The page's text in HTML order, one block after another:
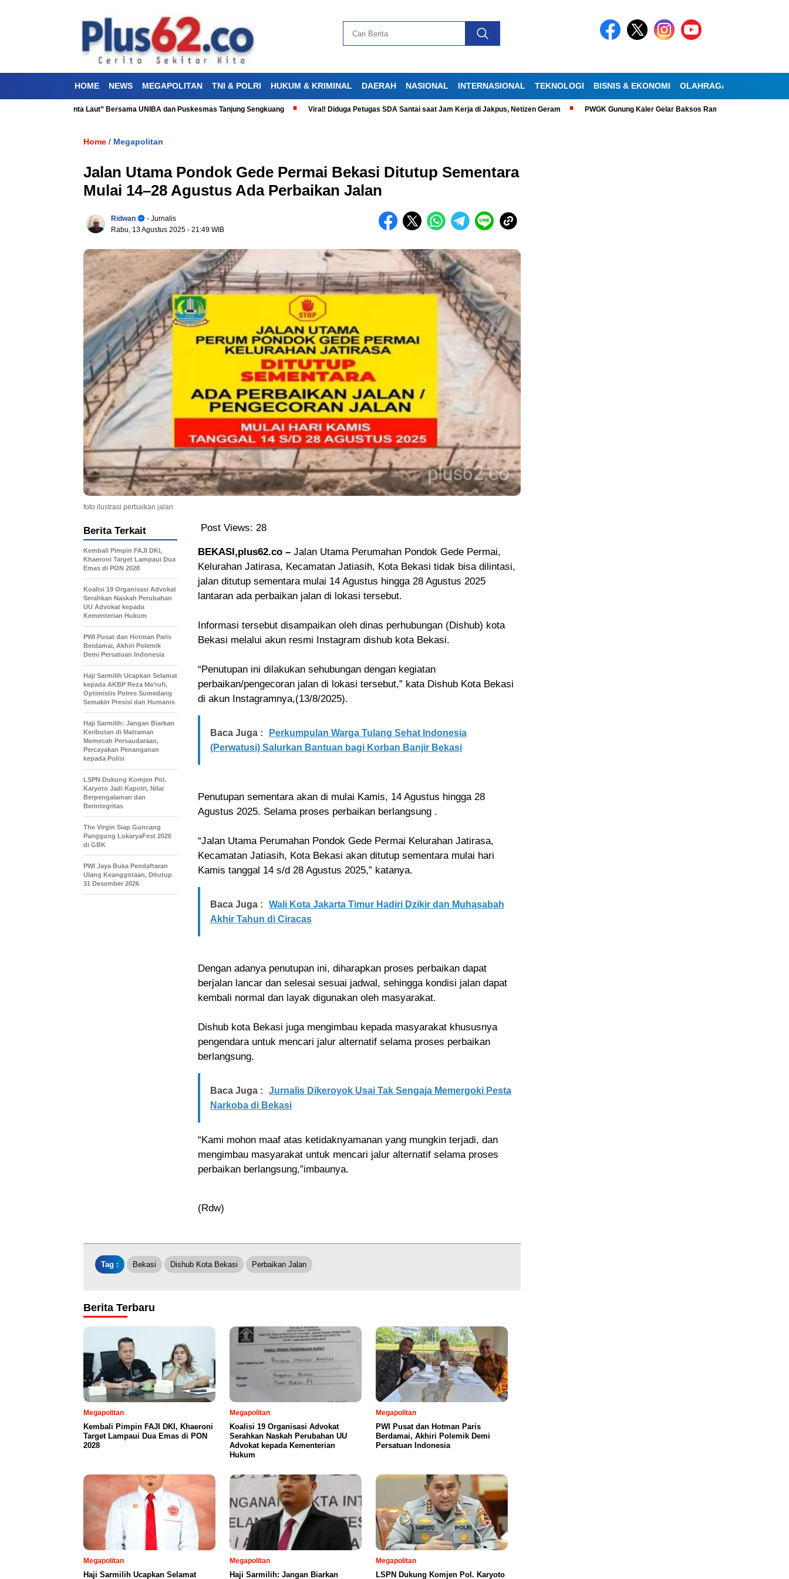
HOME NEWS MEGAPOLITAN TNI & POLRI HUKUM & KRIMINAL DAERAH NASIONAL INTERNASIONAL TEKNOLOGI BISNIS & EKONOMI OLAHRAGA
“Aku Cinta Laut” Bersama UNIBA dan Puskesmas Tanjung Sengkuang Viral! Diduga Petugas SDA Santai saat Jam Kerja di Jakpus, Netizen Geram PWGK Gunung Kaler Gelar Baksos Ramadan, Bantu Lansia
Home / Megapolitan
Jalan Utama Pondok Gede Permai Bekasi Ditutup Sementara
Mulai 14–28 Agustus Ada Perbaikan Jalan
Ridwan
- Jurnalis
Rabu, 13 Agustus 2025 - 21:49 WIB
foto ilustrasi perbaikan jalan
Post Views: 28
BEKASI,plus62.co – Jalan Utama Perumahan Pondok Gede Permai,
Kelurahan Jatirasa, Kecamatan Jatiasih, Kota Bekasi tidak bisa dilintasi,
jalan ditutup sementara mulai 14 Agustus hingga 28 Agustus 2025
lantaran ada perbaikan jalan di lokasi tersebut.
Informasi tersebut disampaikan oleh dinas perhubungan (Dishub) kota
Bekasi melalui akun resmi Instagram dishub kota Bekasi.
“Penutupan ini dilakukan sehubungan dengan kegiatan
perbaikan/pengecoran jalan di lokasi tersebut,” kata Dishub Kota Bekasi
di akun Instagramnya,(13/8/2025).
Baca Juga :
Perkumpulan Warga Tulang Sehat Indonesia
(Perwatusi) Salurkan Bantuan bagi Korban Banjir Bekasi
Penutupan sementara akan di mulai Kamis, 14 Agustus hingga 28
Agustus 2025. Selama proses perbaikan berlangsung .
“Jalan Utama Perumahan Pondok Gede Permai Kelurahan Jatirasa,
Kecamatan Jatiasih, Kota Bekasi akan ditutup sementara mulai hari
Kamis tanggal 14 s/d 28 Agustus 2025,” katanya.
Baca Juga :
Wali Kota Jakarta Timur Hadiri Dzikir dan Muhasabah
Akhir Tahun di Ciracas
Dengan adanya penutupan ini, diharapkan proses perbaikan dapat
berjalan lancar dan selesai sesuai jadwal, sehingga kondisi jalan dapat
kembali normal dan layak digunakan oleh masyarakat.
Dishub kota Bekasi juga mengimbau kepada masyarakat khususnya
pengendara untuk mencari jalur alternatif selama proses perbaikan
berlangsung.
Baca Juga :
Jurnalis Dikeroyok Usai Tak Sengaja Memergoki Pesta
Narkoba di Bekasi
“Kami mohon maaf atas ketidaknyamanan yang mungkin terjadi, dan
mengimbau masyarakat untuk mencari jalur alternatif selama proses
perbaikan berlangsung,”imbaunya.
(Rdw)
Berita Terkait
Kembali Pimpin FAJI DKI,
Khaeroni Target Lampaui Dua
Emas di PON 2028
Koalisi 19 Organisasi Advokat
Serahkan Naskah Perubahan
UU Advokat kepada
Kementerian Hukum
PWI Pusat dan Hotman Paris
Berdamai, Akhiri Polemik
Demi Persatuan Indonesia
Haji Sarmilih Ucapkan Selamat
kepada AKBP Reza Ma’rufi,
Optimistis Polres Sumedang
Semakin Presisi dan Humanis
Haji Sarmilih: Jangan Biarkan
Keributan di Matraman
Memecah Persaudaraan,
Percayakan Penanganan
kepada Polisi
LSPN Dukung Komjen Pol.
Karyoto Jadi Kapolri, Nilai
Berpengalaman dan
Berintegritas
The Virgin Siap Guncang
Panggung LokaryaFest 2026
di GBK
PWI Jaya Buka Pendaftaran
Ulang Keanggotaan, Ditutup
31 Desember 2026
Tag : Bekasi Dishub Kota Bekasi Perbaikan Jalan
Berita Terbaru
Megapolitan
Kembali Pimpin FAJI DKI, Khaeroni
Target Lampaui Dua Emas di PON
2028
Megapolitan
Koalisi 19 Organisasi Advokat
Serahkan Naskah Perubahan UU
Advokat kepada Kementerian
Hukum
Megapolitan
PWI Pusat dan Hotman Paris
Berdamai, Akhiri Polemik Demi
Persatuan Indonesia
Megapolitan
Haji Sarmilih Ucapkan Selamat
Megapolitan
Haji Sarmilih: Jangan Biarkan
Megapolitan
LSPN Dukung Komjen Pol. Karyoto